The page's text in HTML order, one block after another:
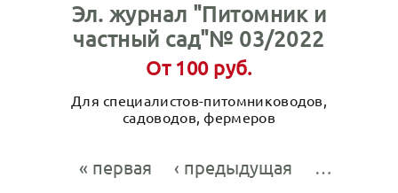
Эл. журнал "Питомник и
частный сад"№ 03/2022
От 100 руб.
Для специалистов-питомниководов,
садоводов, фермеров
« первая ‹ предыдущая
…